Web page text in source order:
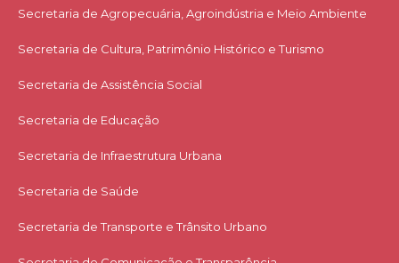
Secretaria de Agropecuária, Agroindústria e Meio Ambiente
Secretaria de Cultura, Patrimônio Histórico e Turismo
Secretaria de Assistência Social
Secretaria de Educação
Secretaria de Infraestrutura Urbana
Secretaria de Saúde
Secretaria de Transporte e Trânsito Urbano